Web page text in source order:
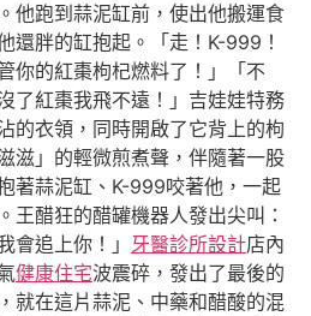
他跑到蒜泥缸前，使出他搬運食
還胖的缸抱起。「走！K-999！
你的紅棗枸杞燃料了！」「不
了紅棗我飛不遠！」吉娃娃特務
的衣領，同時開啟了它背上的枸
滋」的輕微煎煮聲，伴隨著一股
著蒜泥缸、K-999咬著他，一起
王醋狂的醋罐機器人發出尖叫：
會追上你！」 牙醫診所設計店內
健康住宅波震碎，發出了最後的
就在這片蒜泥、中藥和醋酸的混